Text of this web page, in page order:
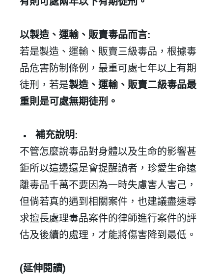
✕
會員登入
忘記密碼？
建立專屬帳號
我 要 註 冊
以製造、運輸、販賣毒品而言:
若是製造、運輸、販賣三級毒品，根據毒
品危害防制條例，最重可處七年以上有期
徒刑，若是製造、運輸、販賣二級毒品最
重則是可處無期徒刑。
補充說明 :
不管怎麼說毒品對身體以及生命的影響甚
鉅所以這邊還是會提醒讀者，珍愛生命遠
離毒品千萬不要因為一時失慮害人害己，
但倘若真的遇到相關案件，也建議盡速尋
求擅長處理毒品案件的律師進行案件的評
估及後續的處理，才能將傷害降到最低。
(延伸閱讀)